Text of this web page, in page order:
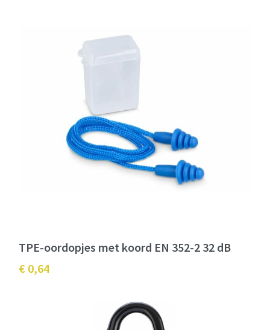
TPE-oordopjes met koord EN 352-2 32 dB
€ 0,64